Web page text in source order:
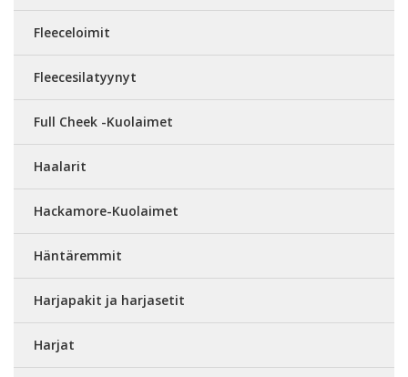
Fleeceloimit
Fleecesilatyynyt
Full Cheek -Kuolaimet
Haalarit
Hackamore-Kuolaimet
Häntäremmit
Harjapakit ja harjasetit
Harjat